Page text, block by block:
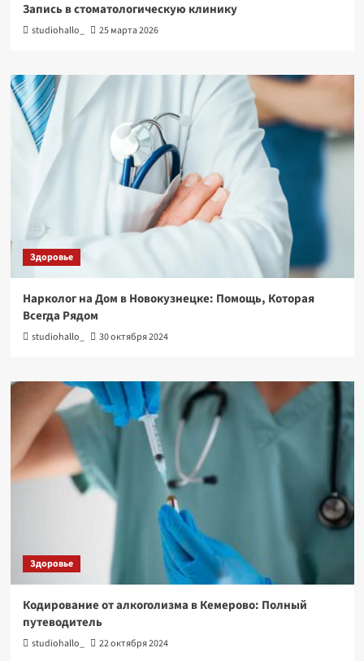
Запись в стоматологическую клинику
studiohallo_ 25 марта 2026
Здоровье
Нарколог на Дом в Новокузнецке: Помощь, Которая
Всегда Рядом
studiohallo_ 30 октября 2024
Здоровье
Кодирование от алкоголизма в Кемерово: Полный
путеводитель
studiohallo_ 22 октября 2024